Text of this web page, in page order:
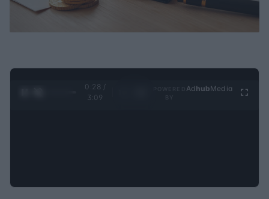
0:29 /
3:09
Ad hubMedia